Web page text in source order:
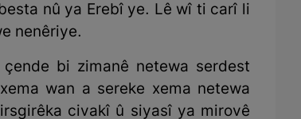
nû ya Erebî ye. Lê wî ti carî li
nenêriye.
bi zimanê netewa serdest
wan a sereke xema netewa
civakî û siyasî ya mirovê